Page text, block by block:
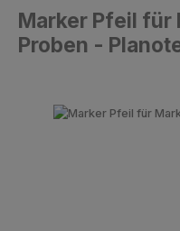
Marker Pfeil für
Proben -
Bildergalerie überspringen